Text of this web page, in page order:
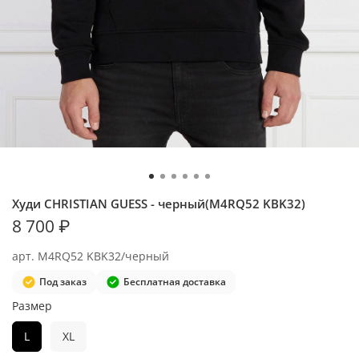
арт. M4RQ52 KBK32/черный
Худи CHRISTIAN GUESS - черный(M4RQ52 KBK32)
Под заказ Бесплатная доставка
8 700 ₽
Размер
L
XL